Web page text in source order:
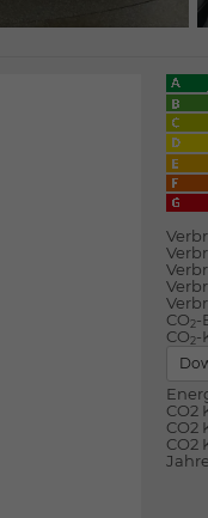
CO2-
CO2-
CO2
CO2
CO2